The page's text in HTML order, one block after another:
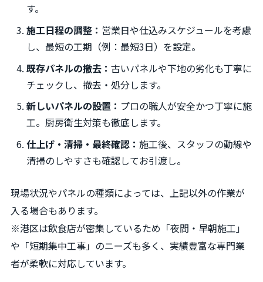
す。
施工日程の調整： 営業日や仕込みスケジュールを考慮
し、最短の工期（例：最短3日）を設定。
既存パネルの撤去：古いパネルや下地の劣化も丁寧に
チェックし、撤去・処分します。
新しいパネルの設置： プロの職人が安全かつ丁寧に施
工。厨房衛生対策も徹底します。
仕上げ・清掃・最終確認：施工後、スタッフの動線や
清掃のしやすさも確認してお引渡し。
現場状況やパネルの種類によっては、上記以外の作業が
入る場合もあります。
※港区は飲食店が密集しているため「夜間・早朝施工」
や「短期集中工事」のニーズも多く、実績豊富な専門業
者が柔軟に対応しています。